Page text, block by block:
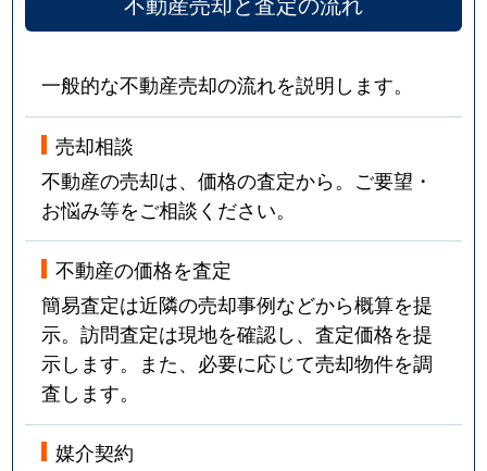
一般的な不動産売却の流れを説明します。
売却相談
不動産の売却は、価格の査定から。ご要望・
お悩み等をご相談ください。
不動産の価格を査定
簡易査定は近隣の売却事例などから概算を提
示。訪問査定は現地を確認し、査定価格を提
示します。また、必要に応じて売却物件を調
査します。
媒介契約